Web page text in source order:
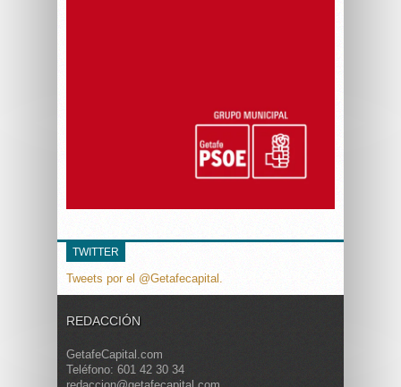
TWITTER
Tweets por el @Getafecapital.
REDACCIÓN
GetafeCapital.com
Teléfono: 601 42 30 34